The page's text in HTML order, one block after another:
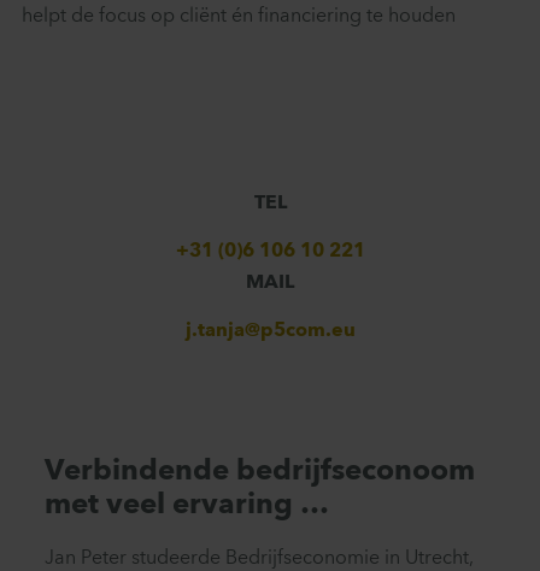
helpt de focus op cliënt én financiering te houden
TEL
+31 (0)6 106 10 221
MAIL
j.tanja@p5com.eu
Verbindende bedrijfseconoom
met veel ervaring …
Jan Peter studeerde Bedrijfseconomie in Utrecht,